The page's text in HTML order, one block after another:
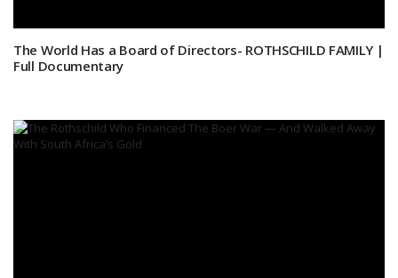
The World Has a Board of Directors- ROTHSCHILD FAMILY |
Full Documentary